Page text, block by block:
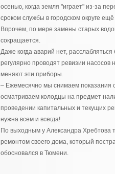
осенью, когда земля "играет" из-за
сроком службы в городском округе
Впрочем, по мере замены старых
сокращается.
Даже когда аварий нет,
регулярно проводят ревизии насосов
меняют эти приборы.
– Ежемесячно мы снимаем показания
осматриваем колодцы на предмет
проведении капитальных и текущих
нужна всем и всегда!
По выходным у Александра Хребтова
ремонтом своего дома, который
обосновался в Тюмени.